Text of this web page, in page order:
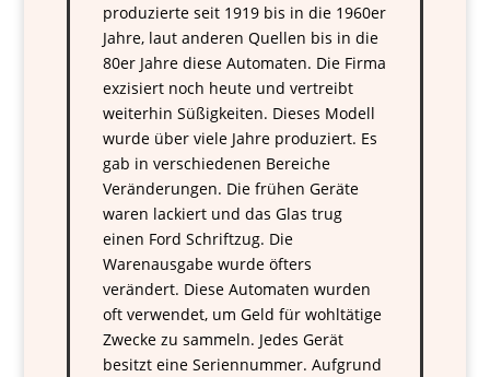
produzierte seit 1919 bis in die 1960er
Jahre, laut anderen Quellen bis in die
80er Jahre diese Automaten. Die Firma
exzisiert noch heute und vertreibt
weiterhin Süßigkeiten. Dieses Modell
wurde über viele Jahre produziert. Es
gab in verschiedenen Bereiche
Veränderungen. Die frühen Geräte
waren lackiert und das Glas trug
einen Ford Schriftzug. Die
Warenausgabe wurde öfters
verändert. Diese Automaten wurden
oft verwendet, um Geld für wohltätige
Zwecke zu sammeln. Jedes Gerät
besitzt eine Seriennummer. Aufgrund